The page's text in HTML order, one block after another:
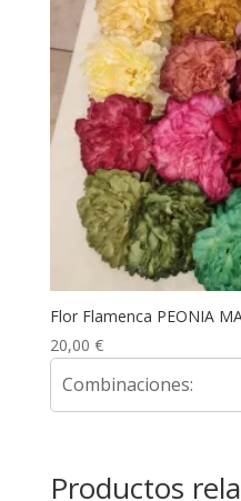
Flor Flamenca PEONIA
20,00 €
Combinaciones:
Productos